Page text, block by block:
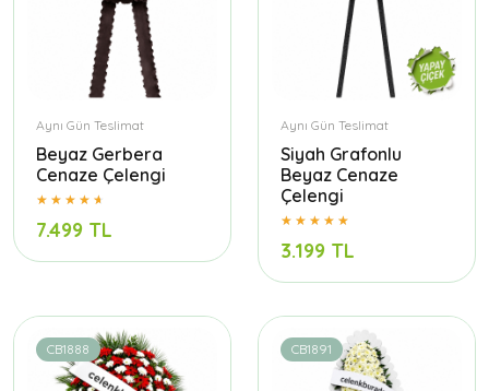
Aynı Gün Teslimat
Beyaz Gerbera
Cenaze Çelengi
7.499 TL
Aynı Gün Teslimat
Siyah Grafonlu
Beyaz Cenaze
Çelengi
3.199 TL
CB1888 CB1891